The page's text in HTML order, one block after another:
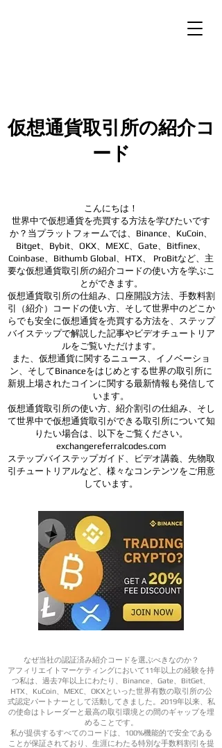
仮想通貨取引所の紹介コ
ード
こんにちは！
世界中で仮想通貨を売買する方法を学びたいです
か？当プラットフォームでは、Binance、KuCoin、
Bitget、Bybit、OKX、MEXC、Gate、Bitfinex、
Coinbase、Bithumb Global、HTX、
ProBitなど、主
要な仮想通貨取引所の紹介コードの使い方を学ぶこ
とができます。
仮想通貨取引所の仕組み、口座開設方法、手数料割
引（紹介）コードの使い方、そして世界中のどこか
らでも安全に仮想通貨を売買する方法を、ステップ
バイステップで解説した記事やビデオチュートリア
ルをご覧いただけます。
また、仮想通貨に関するニュース、イノベーショ
ン、そしてBinanceをはじめとする世界の取引所に
新規上場されたコインに関する最新情報も発信して
います。
仮想通貨取引所の使い方、紹介割引の仕組み、そし
て世界中で仮想通貨取引ができる取引所について知
りたい場合は、以下をご覧ください。
exchangereferralcodes.com
ステップバイステップガイド、ビデオ講義、先物取
引チュートリアルなど、様々なコンテンツをご用意
しています。
なぜ当社の認証済み紹介コードを選ぶべきなのか？
アフィリエイトマーケティングにおいて11年以上の経験を持
つ私は、過去7年以上にわたり、Binance、Gate、BitGet、
HTX、KuCoin、MEXC、OKXといった世界有数の取引所の公
式認定パートナーとして活動してきました。2019年以来、私
の使命はトレーダーと最高の取引環境との間のギャップを埋
めることです。
私が提供するすべてのコードは、100%機能的で安全である
ことが保証されており、生涯にわたる特別な手数料割引を提